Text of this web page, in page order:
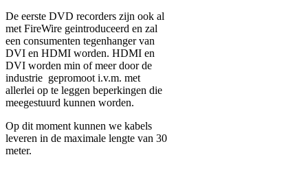
De eerste DVD recorders zijn ook al
met FireWire geintroduceerd en zal
een consumenten tegenhanger van
DVI en HDMI worden. HDMI en
DVI worden min of meer door de
industrie gepromoot i.v.m. met
allerlei op te leggen beperkingen die
meegestuurd kunnen worden.
Op dit moment kunnen we kabels
leveren in de maximale lengte van 30
meter.